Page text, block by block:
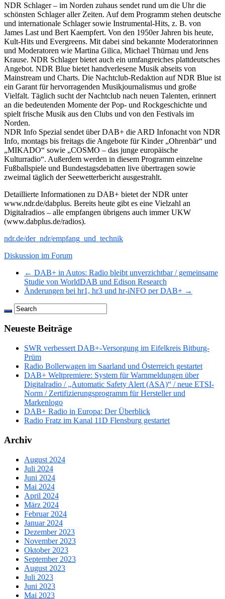
NDR Schlager – im Norden zuhaus sendet rund um die Uhr die
schönsten Schlager aller Zeiten. Auf dem Programm stehen deutsche
und internationale Schlager sowie Instrumental-Hits, z. B. von
James Last und Bert Kaempfert. Von den 1950er Jahren bis heute,
Kult-Hits und Evergreens. Mit dabei sind bekannte Moderatorinnen
und Moderatoren wie Martina Gilica, Michael Thürnau und Jens
Krause. NDR Schlager bietet auch ein umfangreiches plattdeutsches
Angebot. NDR Blue bietet handverlesene Musik abseits von
Mainstream und Charts. Die Nachtclub-Redaktion auf NDR Blue ist
ein Garant für hervorragenden Musikjournalismus und große
Vielfalt. Täglich sucht der Nachtclub nach neuen Talenten, erinnert
an die bedeutenden Momente der Pop- und Rockgeschichte und
spielt frische Musik aus den Clubs und von den Festivals im
Norden.
NDR Info Spezial sendet über DAB+ die ARD Infonacht von NDR
Info, montags bis freitags die Angebote für Kinder „Ohrenbär“ und
„MIKADO“ sowie „COSMO – das junge europäische
Kulturradio“. Außerdem werden in diesem Programm einzelne
Fußballspiele und Bundestagsdebatten live übertragen sowie
zweimal täglich der Seewetterbericht ausgestrahlt.
Detaillierte Informationen zu DAB+ bietet der NDR unter
www.ndr.de/dabplus. Bereits heute gibt es eine Vielzahl an
Digitalradios – alle empfangen übrigens auch immer UKW
(www.dabplus.de/radios).
ndr.de/der_ndr/empfang_und_technik
Diskussion im Forum
← DAB+ in Autos: Radio bleibt unverzichtbar / gemeinsame
Studie von WorldDAB und Edison Research
Änderungen bei hr1, hr3 und hr-iNFO per DAB+ →
Neueste Beiträge
SWR verbessert DAB+-Versorgung im Eifelkreis Bitburg-
Prüm
Radio Bollerwagen im Saarland und Österreich gestartet
DAB+ Weltpremiere: System für Warnmeldungen über
Digitalradio / „Automatic Safety Alert (ASA)“ / neue ETSI-
Norm / Zertifizierungsprogramm für Hersteller und
Markenlogo
DAB+ Radio in Europa: Der Überblick
Radio Fratz im Kanal 11D Flensburg gestartet
Archiv
August 2024
Juli 2024
Juni 2024
Mai 2024
April 2024
März 2024
Februar 2024
Januar 2024
Dezember 2023
November 2023
Oktober 2023
September 2023
August 2023
Juli 2023
Juni 2023
Mai 2023